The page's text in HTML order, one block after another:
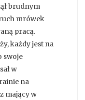
brudnym
mrówek
pracą.
każdy jest na
swoje
w
na
mający w